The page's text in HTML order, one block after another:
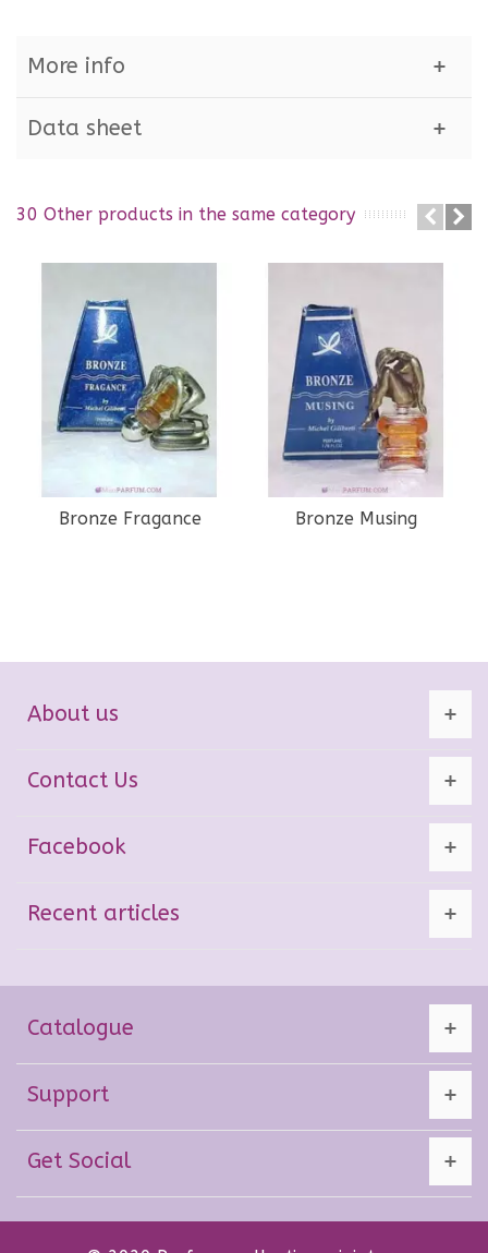
More info
Data sheet
30 Other products in the same category
Bronze Fragance Bronze Musing
About us
Contact Us
Facebook
Recent articles
Catalogue
Support
Get Social